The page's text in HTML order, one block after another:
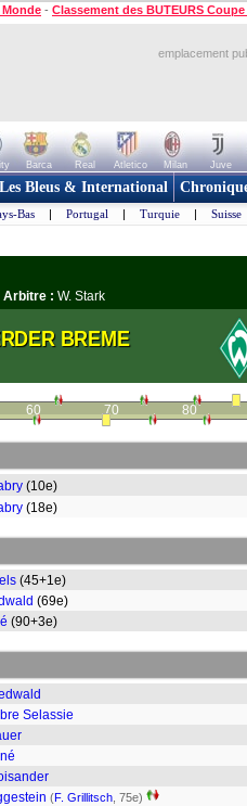
Monde - Classement des BUTEURS
emplacement
Barca Real Atletico Milan Juve
Les Bleus & International
Bas | Portugal | Turquie | Suisse
Arbitre : W. Stark
BREME
60 70 80
(10e)
(18e)
(45+1e)
(69e)
(90+3e)
Selassie
(F. Grillitsch , 75e)